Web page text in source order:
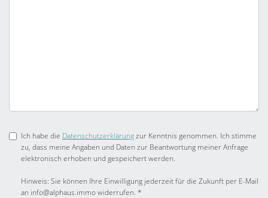
Ich habe die Datenschutzerklärungzur Kenntnis genommen. Ich stimme
zu, dass meine Angaben und Daten zur Beantwortung meiner Anfrage
elektronisch erhoben und gespeichert werden.
Hinweis: Sie können Ihre Einwilligung jederzeit für die Zukunft per E-Mail
an info@alphaus.immo widerrufen. *